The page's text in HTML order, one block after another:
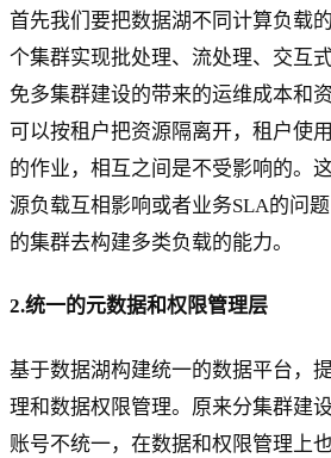
首先我们要把数据湖不同计算负载
个集群实现批处理、流处理、交互
免多集群建设的带来的运维成本和
可以按租户把资源隔离开，租户使
的作业，相互之间是不受影响的。
源负载互相影响或者业务SLA的问
的集群去构建多类负载的能力。
2.统一的元数据和权限管理层
基于数据湖构建统一的数据平台，
理和数据权限管理。原来分集群建
账号不统一，在数据和权限管理上